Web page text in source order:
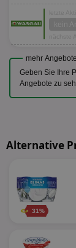
letzte
kein
nächste
mehr
Geben Sie Ihre
Angebote zu
Alternative
31%